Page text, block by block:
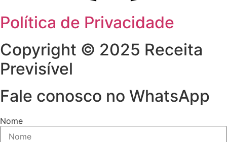
Política de Privacidade
Copyright © 2025 Receita
Previsível
Fale conosco no WhatsApp
Nome